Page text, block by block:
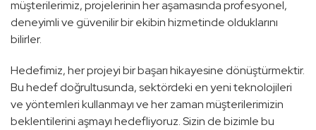
müşterilerimiz, projelerinin her aşamasında profesyonel,
deneyimli ve güvenilir bir ekibin hizmetinde olduklarını
bilirler.
Hedefimiz, her projeyi bir başarı hikayesine dönüştürmektir.
Bu hedef doğrultusunda, sektördeki en yeni teknolojileri
ve yöntemleri kullanmayı ve her zaman müşterilerimizin
beklentilerini aşmayı hedefliyoruz. Sizin de bizimle bu